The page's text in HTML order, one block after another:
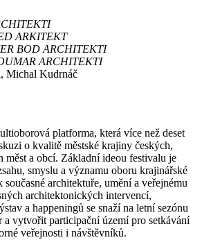
ARKITEKT
BOD ARCHITEKTI
ARCHITEKTI
Michal Kudrnáč
platforma, která více než deset
o kvalitě městské krajiny českých,
měst a obcí. Základní ideou festivalu je
smyslu a významu oboru krajinářské
architektuře, umění a veřejnému
architektonických intervencí,
a happeningů se snaží na letní sezónu
a vytvořit participační území pro setkávání
veřejnosti i návštěvníků.